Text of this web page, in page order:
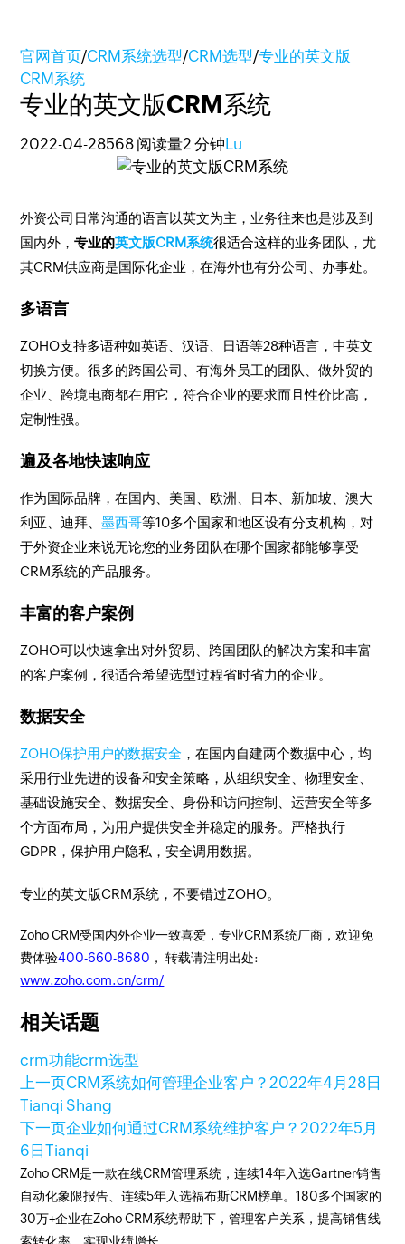
官网首页/CRM系统选型/CRM选型/专业的英文版
CRM系统
专业的英文版CRM系统
2022-04-28568 阅读量2 分钟 Lu
外资公司日常沟通的语言以英文为主，业务往来也是涉及到
国内外，专业的英文版CRM系统很适合这样的业务团队，尤
其CRM供应商是国际化企业，在海外也有分公司、办事处。
多语言
ZOHO支持多语种如英语、汉语、日语等28种语言，中英文
切换方便。很多的跨国公司、有海外员工的团队、做外贸的
企业、跨境电商都在用它，符合企业的要求而且性价比高，
定制性强。
遍及各地快速响应
作为国际品牌，在国内、美国、欧洲、日本、新加坡、澳大
利亚、迪拜、墨西哥等10多个国家和地区设有分支机构，对
于外资企业来说无论您的业务团队在哪个国家都能够享受
CRM系统的产品服务。
丰富的客户案例
ZOHO可以快速拿出对外贸易、跨国团队的解决方案和丰富
的客户案例，很适合希望选型过程省时省力的企业。
数据安全
ZOHO保护用户的数据安全 ，在国内自建两个数据中心，均
采用行业先进的设备和安全策略，从组织安全、物理安全、
基础设施安全、数据安全、身份和访问控制、运营安全等多
个方面布局，为用户提供安全并稳定的服务。严格执行
GDPR，保护用户隐私，安全调用数据。
专业的英文版CRM系统，不要错过ZOHO。
Zoho CRM受国内外企业一致喜爱，专业CRM系统厂商，欢迎免
费体验400-660-8680 ， 转载请注明出处:
www.zoho.com.cn/crm/
相关话题
crm功能crm选型
上一页CRM系统如何管理企业客户？2022年4月28日
Tianqi Shang
下一页企业如何通过CRM系统维护客户？2022年5月
6日Tianqi
Zoho CRM是一款在线CRM管理系统，连续14年入选Gartner销售
自动化象限报告、连续5年入选福布斯CRM榜单。180多个国家的
30万+企业在Zoho CRM系统帮助下，管理客户关系，提高销售线